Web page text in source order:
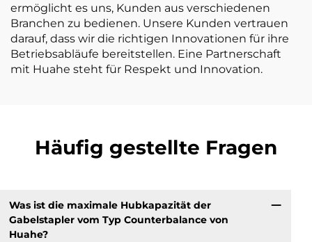
ermöglicht es uns, Kunden aus verschiedenen
Branchen zu bedienen. Unsere Kunden vertrauen
darauf, dass wir die richtigen Innovationen für ihre
Betriebsabläufe bereitstellen. Eine Partnerschaft
mit Huahe steht für Respekt und Innovation.
Häufig gestellte Fragen
Was ist die maximale Hubkapazität der
Gabelstapler vom Typ Counterbalance von
Huahe?